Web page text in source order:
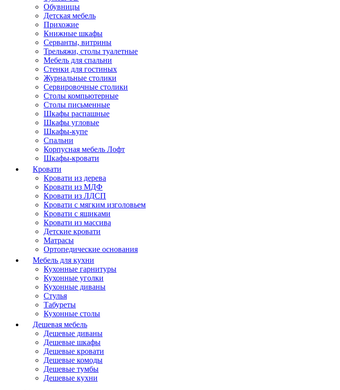
Обувницы
Детская мебель
Прихожие
Книжные шкафы
Серванты, витрины
Трельяжи, столы туалетные
Мебель для спальни
Стенки для гостиных
Журнальные столики
Сервировочные столики
Столы компьютерные
Столы письменные
Шкафы распашные
Шкафы угловые
Шкафы-купе
Спальни
Корпусная мебель Лофт
Шкафы-кровати
Кровати
Кровати из дерева
Кровати из МДФ
Кровати из ЛДСП
Кровати с мягким изголовьем
Кровати с ящиками
Кровати из массива
Детские кровати
Матрасы
Ортопедические основания
Мебель для кухни
Кухонные гарнитуры
Кухонные уголки
Кухонные диваны
Стулья
Табуреты
Кухонные столы
Дешевая мебель
Дешевые диваны
Дешевые шкафы
Дешевые кровати
Дешевые комоды
Дешевые тумбы
Дешевые кухни